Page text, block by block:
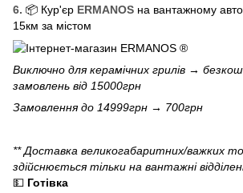
6. 📦 Кур'єр ERMANOS на вантажному
15км за містом
Виключно длякерамічних грилів →
замовлень від 15000грн
Замовлення до 14999грн → 700грн
** Доставка великогабаритних/важких
здійснюється тільки на вантажні
💵 Готівка